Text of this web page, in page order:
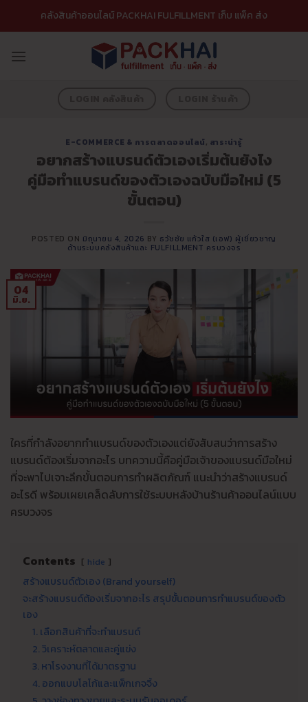
เนื้อหา
คลังสินค้าออนไลน์ PACKHAI FULFILLMENT เก็บ แพ็ค ส่ง
E-COMMERCE & การตลาดออนไลน์, สาระน่ารู้
อยากสร้างแบรนด์ตัวเองเริ่มต้นยังไง
คู่มือทำแบรนด์ของตัวเองฉบับมือใหม่ (5
ขั้นตอน)
POSTED ON มิถุนายน 4, 2026 BY ธวัชชัย แก้วใส (เอฟ) ผู้เชี่ยวชาญ
ด้านระบบคลังสินค้าและ FULFILLMENT ครบวงจร
04
มิ.ย.
ใครที่กำลังอยากทําแบรนด์ของตัวเองแต่ยังสับสนว่าการสร้าง
แบรนด์ต้องเริ่มจากอะไร บทความนี้คือคู่มือเจ้าของแบรนด์มือใหม่
ที่จะพาไปเจาะลึกขั้นตอนการทําผลิตภัณฑ์ แนะนำว่าสร้างแบรนด์
อะไรดี พร้อมเผยเคล็ดลับการใช้ระบบหลังบ้านร้านค้าออนไลน์แบบ
ครบวงจร
Contents hide
สร้างแบรนด์ตัวเอง (Brand yourself)
จะสร้างแบรนด์ต้องเริ่มจากอะไร สรุปขั้นตอนการทำแบรนด์ของตัว
เอง
1. เลือกสินค้าที่จะทำแบรนด์
2. วิเคราะห์ตลาดและคู่แข่ง
3. หาโรงงานที่ได้มาตรฐาน
4. ออกแบบโลโก้และแพ็กเกจจิ้ง